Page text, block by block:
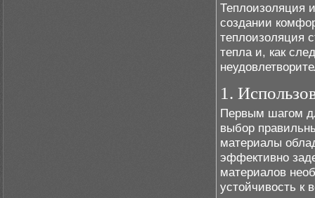
Теплоизоляция
создании
теплоизоляция
тепла и, как
1.
Первым шагом
выбор
материалы
эффективно
материалов
устойчивость к